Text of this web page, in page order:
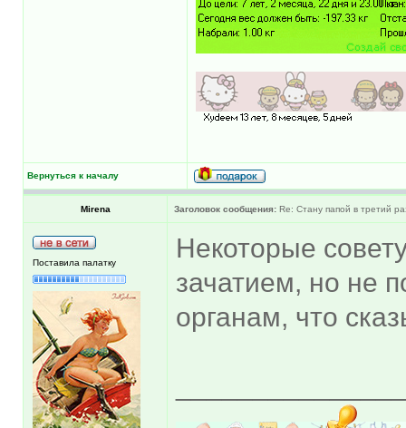
Вернуться к началу
Mirena Заголовок сообщения: Re: Стану папой в третий
Поставила палатку
Некоторые
зачатием, но не
органам, что